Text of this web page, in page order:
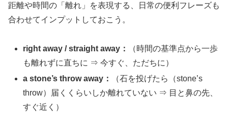
距離や時間の「離れ」を表現する、日常の便利フレーズも
合わせてインプットしておこう。
right away / straight away：
（時間の基準点から一歩
も離れずに直ちに ⇒ 今すぐ、ただちに）
a stone’s throw away：
（石を投げたら（stone’s
throw）届くくらいしか離れていない ⇒ 目と鼻の先、
すぐ近く）